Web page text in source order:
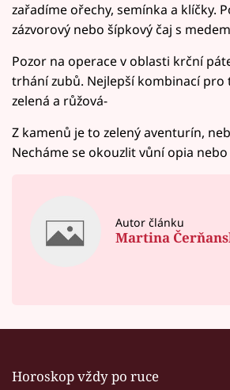
zařadíme ořechy, semínka a klíčky.
zázvorový nebo šípkový čaj s
Pozor na operace v oblasti krční
trhání zubů. Nejlepší kombinací pro
zelená a růžová-
Z kamenů je to zelený aventurín,
Necháme se okouzlit vůní opia nebo
Autor článku
Martina
Horoskop vždy po ruce